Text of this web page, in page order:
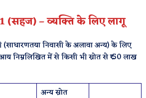
– व्यक्ति के लिए लागू
(साधारणतया निवासी के अलावा अन्य) के लिए
निम्नलिखित में से किसी भी स्रोत से ₹ ​​50 लाख
अन्य स्रोत